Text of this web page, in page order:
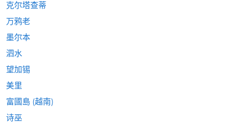
克尔塔查蒂
万鸦老
墨尔本
泗水
望加锡
美里
富國島 (越南)
诗巫